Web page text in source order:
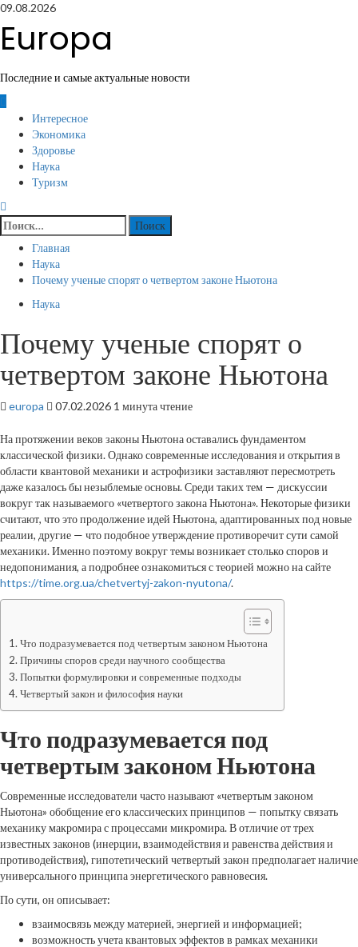
Перейти
содержимому
09.08.2026
Europa
Последние и самые актуальные новости
Основное
меню
Интересное
Экономика
Здоровье
Наука
Туризм
Найти:
Главная
Наука
Почему ученые спорят о четвертом законе Ньютона
Наука
Почему ученые спорят о
четвертом законе Ньютона
europa 07.02.2026 1 минута чтение
На протяжении веков законы Ньютона оставались фундаментом
классической физики. Однако современные исследования и открытия в
области квантовой механики и астрофизики заставляют пересмотреть
даже казалось бы незыблемые основы. Среди таких тем — дискуссии
вокруг так называемого «четвертого закона Ньютона». Некоторые физики
считают, что это продолжение идей Ньютона, адаптированных под новые
реалии, другие — что подобное утверждение противоречит сути самой
механики. Именно поэтому вокруг темы возникает столько споров и
недопонимания, а подробнее ознакомиться с теорией можно на сайте
https://time.org.ua/chetvertyj-zakon-nyutona/.
Что подразумевается под четвертым законом Ньютона
Причины споров среди научного сообщества
Попытки формулировки и современные подходы
Четвертый закон и философия науки
Что подразумевается под
четвертым законом Ньютона
Современные исследователи часто называют «четвертым законом
Ньютона» обобщение его классических принципов — попытку связать
механику макромира с процессами микромира. В отличие от трех
известных законов (инерции, взаимодействия и равенства действия и
противодействия), гипотетический четвертый закон предполагает наличие
универсального принципа энергетического равновесия.
По сути, он описывает:
взаимосвязь между материей, энергией и информацией;
возможность учета квантовых эффектов в рамках механики